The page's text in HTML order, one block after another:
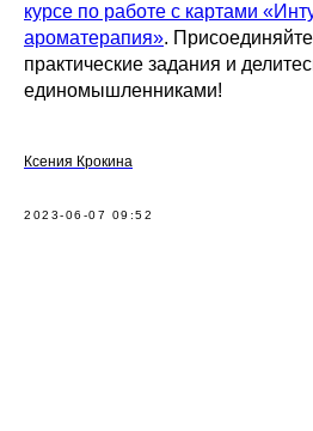
курсе по работе с картами
ароматерапия».
практические задания и
единомышленниками!
Ксения Крокина
2023-06-07 09:52